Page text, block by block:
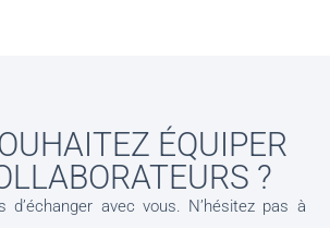
ÉQUIPER
?
d’échanger avec vous. N’hésitez pas à